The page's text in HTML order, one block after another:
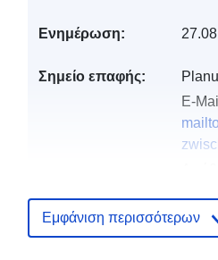
Ενημέρωση:
Σημείο επαφής:
E-
Εμφάνιση περισσότερων